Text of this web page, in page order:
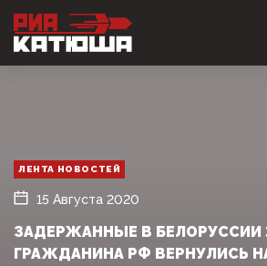
ЛЕНТА НОВОСТЕЙ
15 Августа 2020
ЗАДЕРЖАННЫЕ В БЕЛОРУССИИ
ГРАЖДАНИНА РФ ВЕРНУЛИСЬ